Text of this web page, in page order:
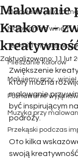
Malowanie jako
Malowanie z winem
Techniki malarstwa
Mieszanie kolorów
Malujemy przy.. winie!
Poznawanie
Muzyka przy
Przekąski podczas
Malowanie
Krakow -
Zaktualizowano: 11 lut
Zwiększenie
który można
malowanie przy
być inspirującym
podróży.
Oto kilka
swoją